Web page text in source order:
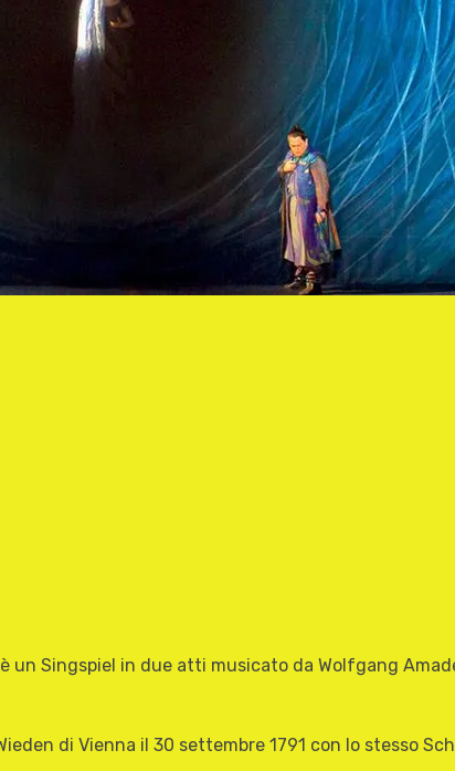
un Singspiel in due atti musicato da Wolfgang
di Vienna il 30 settembre 1791 con lo stesso